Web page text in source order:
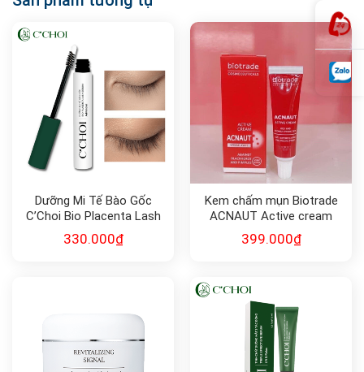
Dưỡng Mi Tế Bào Gốc
C’Choi Bio Placenta Lash
Serum
330.000₫
Kem chấm mụn Biotrade
ACNAUT Active cream
15ml
399.000₫